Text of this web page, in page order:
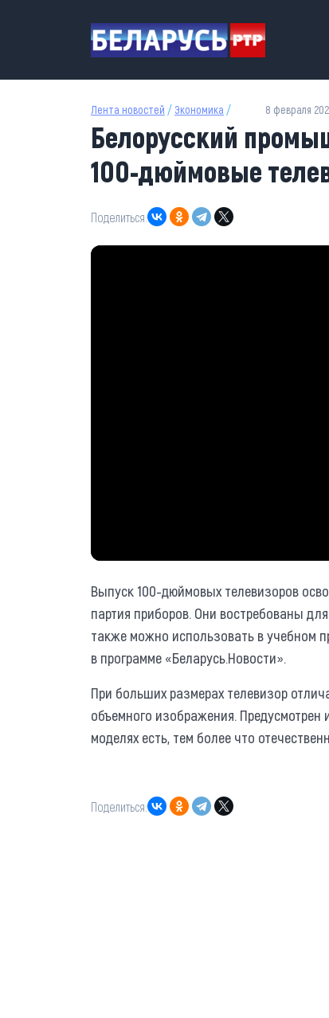
Лента новостей / Экономика / 8 февраля
Белорусский
100-дюймовые
Поделиться:
Выпуск 100-дюймовых телевизоров
партия приборов. Они востребованы
также можно использовать в учебном
в программе «Беларусь.Новости».
При больших размерах телевизор
объемного изображения.
моделях есть, тем более что
Поделиться: